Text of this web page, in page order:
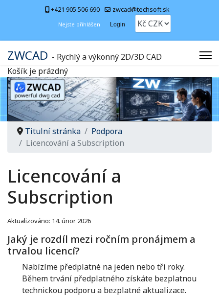
+421 905 506 690 zwcad@techsoft.sk
Nejste přihlášen Login
ZWCAD - Rychlý a výkonný 2D/3D CAD
Košík je prázdný
Titulní stránka
Podpora
Licencování a Subscription
Licencování a
Subscription
Aktualizováno: 14. únor 2026
Jaký je rozdíl mezi ročním pronájmem a
trvalou licencí?
Nabízíme předplatné na jeden nebo tři roky.
Během trvání předplatného získáte bezplatnou
technickou podporu a bezplatné aktualizace.